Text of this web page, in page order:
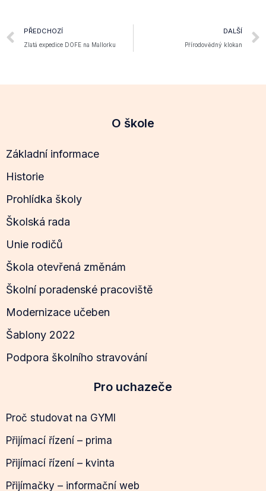
PŘEDCHOZÍ
Zlatá expedice DOFE na Mallorku
DALŠÍ
Přírodovědný klokan
O škole
Základní informace
Historie
Prohlídka školy
Školská rada
Unie rodičů
Škola otevřená změnám
Školní poradenské pracoviště
Modernizace učeben
Šablony 2022
Podpora školního stravování
Pro uchazeče
Proč studovat na GYMI
Přijímací řízení – prima
Přijímací řízení – kvinta
Přijímačky – informační web